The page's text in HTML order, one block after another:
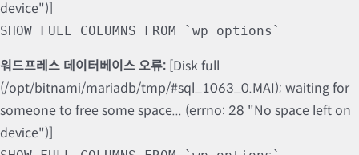
device")]
SHOW FULL COLUMNS FROM `wp_options`
워드프레스 데이터베이스 오류: [Disk full
(/opt/bitnami/mariadb/tmp/#sql_1063_0.MAI); waiting for
someone to free some space... (errno: 28 "No space left on
device")]